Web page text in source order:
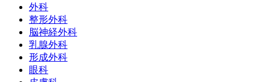
外科
整形外科
脳神経外科
乳腺外科
形成外科
眼科